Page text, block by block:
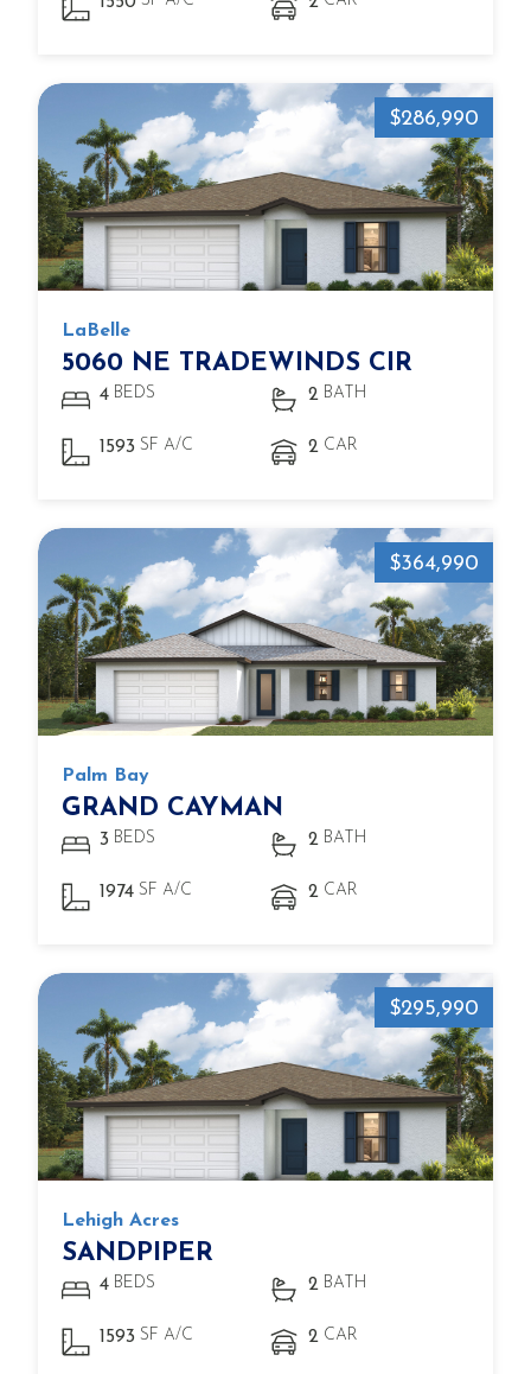
$286,990
LaBelle
5060 NE TRADEWINDS CIR
4 BEDS 2 BATH
1593 SF A/C 2 CAR
$364,990
Palm Bay
GRAND CAYMAN
3 BEDS 2 BATH
1974 SF A/C 2 CAR
$295,990
Lehigh Acres
SANDPIPER
4 BEDS 2 BATH
1593 SF A/C 2 CAR